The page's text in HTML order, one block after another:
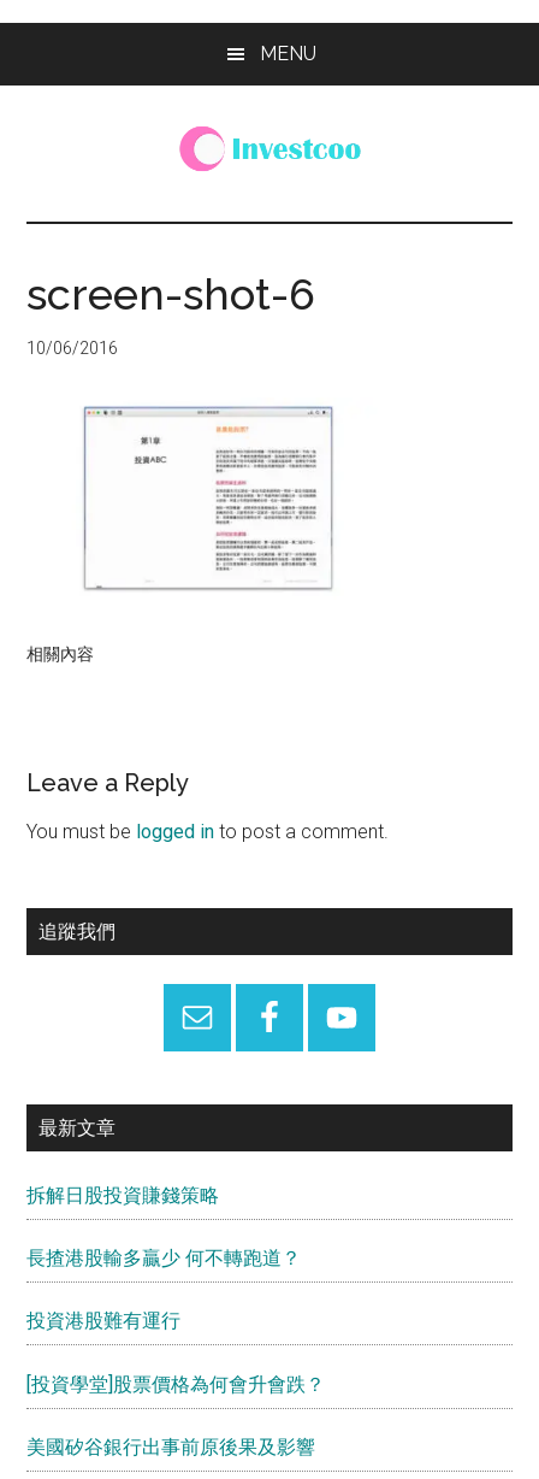
MENU
Investcoo
個
活
的
screen-shot-6
10/06/2016
相關內容
Reader
Interactions
Leave a Reply
You must be logged in to post a comment.
Primary
追蹤我們
最新文章
拆解日股投資賺錢策略
長揸港股輸多贏少 何不轉跑道？
投資港股難有運行
[投資學堂]股票價格為何會升會跌？
美國矽谷銀行出事前原後果及影響